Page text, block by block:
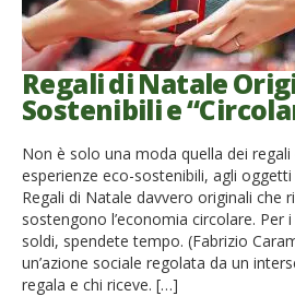
Regali di Natale
Sostenibili e
Non è solo una moda quella dei regali
esperienze eco-sostenibili, agli
Regali di Natale davvero originali che
sostengono l’economia circolare. Per
soldi, spendete tempo. (Fabrizio
un’azione sociale regolata da un
regala e chi riceve. […]